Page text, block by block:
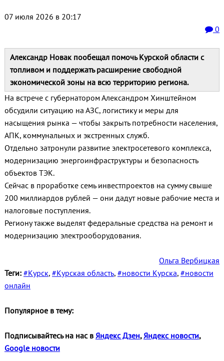
07 июля 2026 в 20:17
0
Александр Новак пообещал помочь Курской области с
топливом и поддержать расширение свободной
экономической зоны на всю территорию региона.
На встрече с губернатором Александром Хинштейном
обсудили ситуацию на АЗС, логистику и меры для
насыщения рынка — чтобы закрыть потребности населения,
АПК, коммунальных и экстренных служб.
Отдельно затронули развитие электросетевого комплекса,
модернизацию энергоинфраструктуры и безопасность
объектов ТЭК.
Сейчас в проработке семь инвестпроектов на сумму свыше
200 миллиардов рублей — они дадут новые рабочие места и
налоговые поступления.
Региону также выделят федеральные средства на ремонт и
модернизацию электрооборудования.
Ольга Вербицкая
Теги: #Курск, #Курская область, #новости Курска, #новости
онлайн
Популярное в тему:
Подписывайтесь на нас в Яндекс Дзен,Яндекс новости,
Google новости